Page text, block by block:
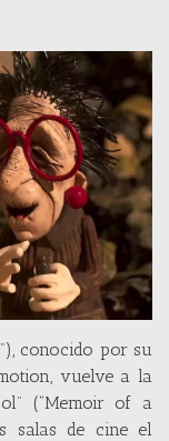
conocido por su
vuelve a la
(“Memoir of a
salas de cine el